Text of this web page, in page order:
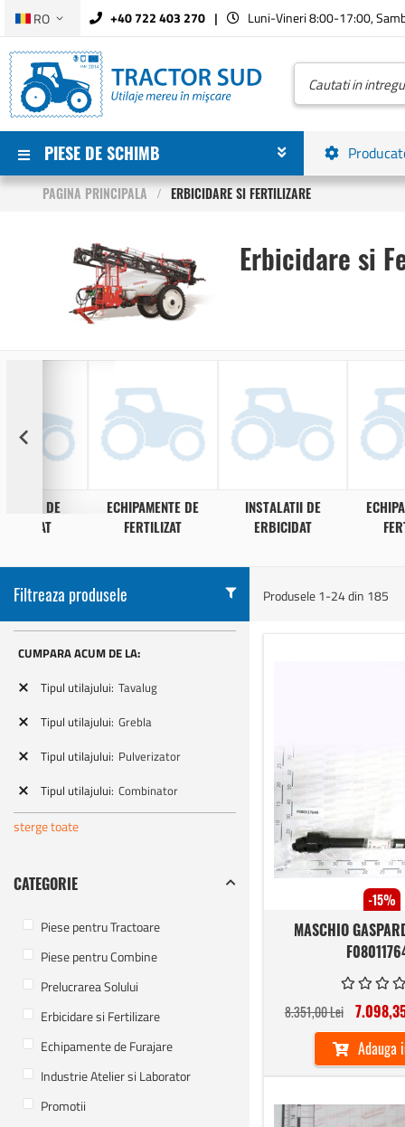
+40 722 403 270 Luni-Vineri 8:00-17:00,
Mergeti
Continut
RO
Cautare
PIESE DE SCHIMB
PAGINA PRINCIPALA ERBICIDARE SI FERTILIZARE
Erbicidare si
DE
ECHIPAMENTE DE
FERTILIZAT
INSTALATII DE
ERBICIDAT
Produsele1-24din 185
-15%
MASCHIO
8.351,00 Lei
Adauga
Filtreaza produsele
CUMPARA ACUM DE LA:
Tipul utilajului Tavalug
Tipul utilajului Grebla
Tipul utilajului Pulverizator
Tipul utilajului Combinator
sterge toate
CATEGORIE
Piese pentru Tractoare
Piese pentru Combine
Prelucrarea Solului
Erbicidare si Fertilizare
Echipamente de Furajare
Industrie Atelier si Laborator
Promotii